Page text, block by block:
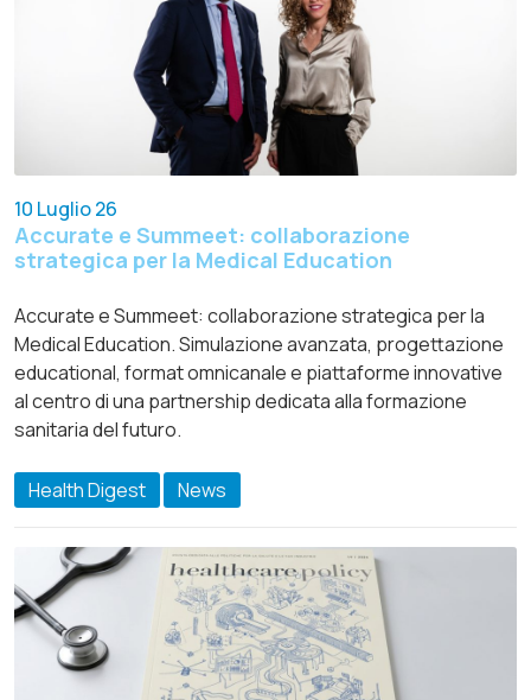
10 Luglio 26
Accurate e Summeet: collaborazione
strategica per la Medical Education
Accurate e Summeet: collaborazione strategica per la
Medical Education. Simulazione avanzata, progettazione
educational, format omnicanale e piattaforme innovative
al centro di una partnership dedicata alla formazione
sanitaria del futuro.
Health Digest News